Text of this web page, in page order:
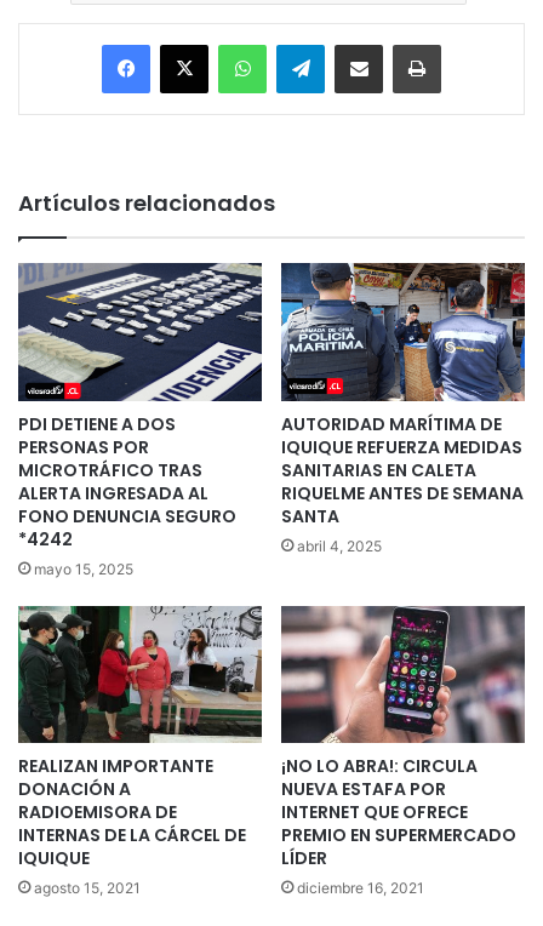
Facebook
X WhatsAppTelegramEnviar vía email Imprimir
Artículos relacionados
PDI DETIENE A DOS
PERSONAS POR
MICROTRÁFICO TRAS
ALERTA INGRESADA AL
FONO DENUNCIA SEGURO
*4242
mayo 15, 2025
AUTORIDAD MARÍTIMA DE
IQUIQUE REFUERZA MEDIDAS
SANITARIAS EN CALETA
RIQUELME ANTES DE SEMANA
SANTA
abril 4, 2025
REALIZAN IMPORTANTE
DONACIÓN A
RADIOEMISORA DE
INTERNAS DE LA CÁRCEL DE
IQUIQUE
agosto 15, 2021
¡NO LO ABRA!: CIRCULA
NUEVA ESTAFA POR
INTERNET QUE OFRECE
PREMIO EN SUPERMERCADO
LÍDER
diciembre 16, 2021